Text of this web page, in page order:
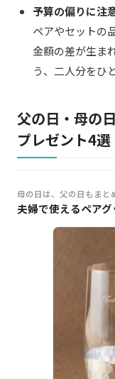
予算の偏りに注
ペアやセットの
金額の差が生ま
う、二人分をひ
父の日・母の
プレゼント4選
母の日は、父の日もまと
夫婦で使えるペアグ